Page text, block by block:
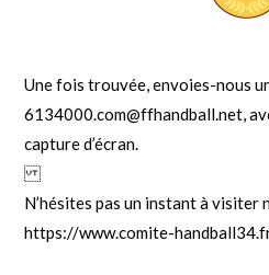
Une fois trouvée, envoies-nous
6134000.com@ffhandball.net,
capture d’écran.
N’hésites pas un instant à visiter
https://www.comite-